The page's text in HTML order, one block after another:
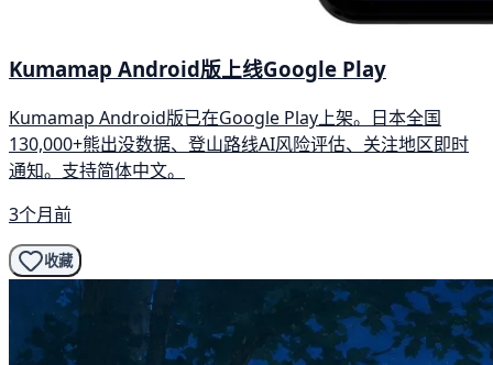
Kumamap Android版上线Google Play
Kumamap Android版已在Google Play上架。日本全国
130,000+熊出没数据、登山路线AI风险评估、关注地区即时
通知。支持简体中文。
3个月前
收藏